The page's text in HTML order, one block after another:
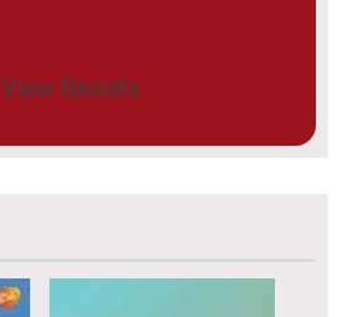
View Results